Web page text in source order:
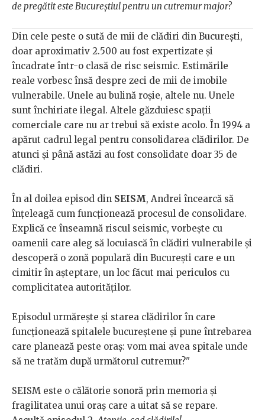
de pregătit este Bucureștiul pentru un cutremur major?
Din cele peste o sută de mii de clădiri din București,
doar aproximativ 2.500 au fost expertizate și
încadrate într-o clasă de risc seismic. Estimările
reale vorbesc însă despre zeci de mii de imobile
vulnerabile. Unele au bulină roșie, altele nu. Unele
sunt închiriate ilegal. Altele găzduiesc spații
comerciale care nu ar trebui să existe acolo. În 1994 a
apărut cadrul legal pentru consolidarea clădirilor. De
atunci și până astăzi au fost consolidate doar 35 de
clădiri.
În al doilea episod din SEISM, Andrei încearcă să
înțeleagă cum funcționează procesul de consolidare.
Explică ce înseamnă riscul seismic, vorbește cu
oamenii care aleg să locuiască în clădiri vulnerabile și
descoperă o zonă populară din București care e un
cimitir în așteptare, un loc făcut mai periculos cu
complicitatea autorităților.
Episodul urmărește și starea clădirilor în care
funcționează spitalele bucureștene și pune întrebarea
care planează peste oraș: vom mai avea spitale unde
să ne tratăm după următorul cutremur?"
SEISM este o călătorie sonoră prin memoria și
fragilitatea unui oraș care a uitat să se repare.